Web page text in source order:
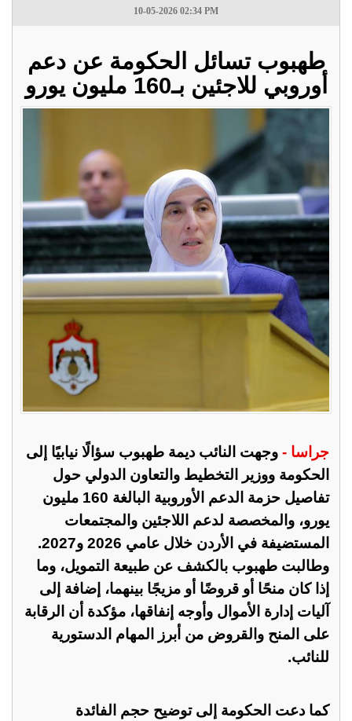
10-05-2026 02:34 PM
طهبوب تسائل الحكومة عن دعم
أوروبي للاجئين بـ160 مليون يورو
جراسا - وجهت النائب ديمة طهبوب سؤالًا نيابيًا إلى
الحكومة ووزير التخطيط والتعاون الدولي حول
تفاصيل حزمة الدعم الأوروبية البالغة 160 مليون
يورو، والمخصصة لدعم اللاجئين والمجتمعات
المستضيفة في الأردن خلال عامي 2026 و2027.
وطالبت طهبوب بالكشف عن طبيعة التمويل، وما
إذا كان منحًا أو قروضًا أو مزيجًا بينهما، إضافة إلى
آليات إدارة الأموال وأوجه إنفاقها، مؤكدة أن الرقابة
على المنح والقروض من أبرز المهام الدستورية
للنائب.
كما دعت الحكومة إلى توضيح حجم الفائدة